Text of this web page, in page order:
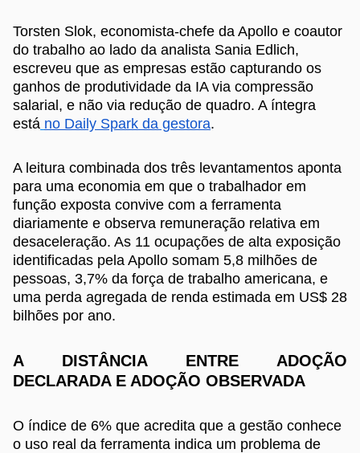
Torsten Slok, economista-chefe da Apollo e coautor
do trabalho ao lado da analista Sania Edlich,
escreveu que as empresas estão capturando os
ganhos de produtividade da IA via compressão
salarial, e não via redução de quadro. A íntegra
está no Daily Spark da gestora.
A leitura combinada dos três levantamentos aponta
para uma economia em que o trabalhador em
função exposta convive com a ferramenta
diariamente e observa remuneração relativa em
desaceleração. As 11 ocupações de alta exposição
identificadas pela Apollo somam 5,8 milhões de
pessoas, 3,7% da força de trabalho americana, e
uma perda agregada de renda estimada em US$ 28
bilhões por ano.
A DISTÂNCIA ENTRE ADOÇÃO
DECLARADA E ADOÇÃO OBSERVADA
O índice de 6% que acredita que a gestão conhece
o uso real da ferramenta indica um problema de